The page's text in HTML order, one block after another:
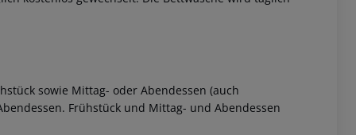
sowie Mittag- oder Abendessen (auch
Frühstück und Mittag- und Abendessen